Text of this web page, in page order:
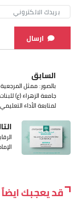
ارسال
السابق
بالصور: ممثل
جامعة الزهراء (ع)
لمتابعة الأداء
قد يعجبك ايضاً